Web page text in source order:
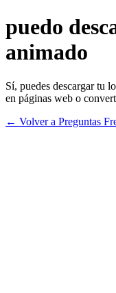
puedo
animado
Sí, puedes descargar tu
en páginas web o
← Volver a Preguntas